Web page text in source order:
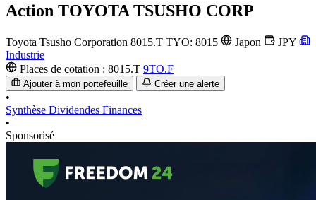
Action TOYOTA TSUSHO CORP
Toyota Tsusho Corporation 8015.T TYO: 8015 Japon
JPY
Industrie
Places de cotation : 8015.T 9TO.F
Ajouter à mon portefeuille Créer une alerte
•
Synthèse Dividendes Finances
•
Sponsorisé